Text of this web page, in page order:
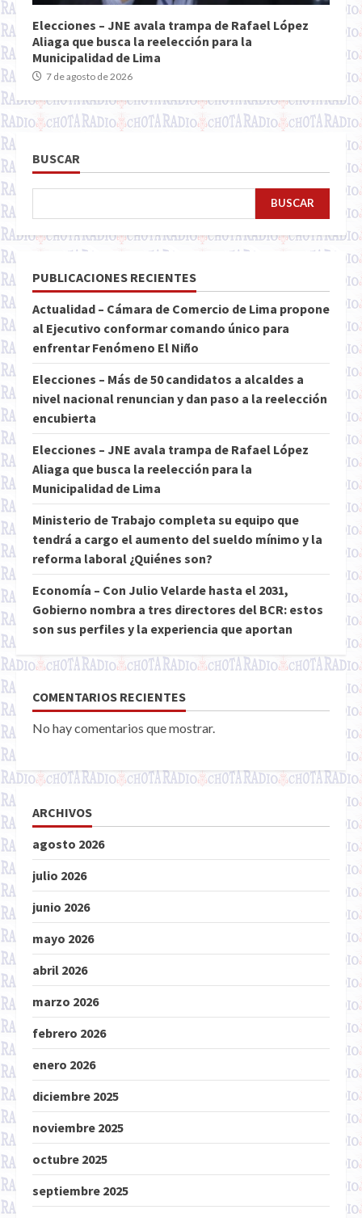
Elecciones – JNE avala trampa de Rafael López
Aliaga que busca la reelección para la
Municipalidad de Lima
7 de agosto de 2026
BUSCAR
BUSCAR
PUBLICACIONES RECIENTES
Actualidad – Cámara de Comercio de Lima propone
al Ejecutivo conformar comando único para
enfrentar Fenómeno El Niño
Elecciones – Más de 50 candidatos a alcaldes a
nivel nacional renuncian y dan paso a la reelección
encubierta
Elecciones – JNE avala trampa de Rafael López
Aliaga que busca la reelección para la
Municipalidad de Lima
Ministerio de Trabajo completa su equipo que
tendrá a cargo el aumento del sueldo mínimo y la
reforma laboral ¿Quiénes son?
Economía – Con Julio Velarde hasta el 2031,
Gobierno nombra a tres directores del BCR: estos
son sus perfiles y la experiencia que aportan
COMENTARIOS RECIENTES
No hay comentarios que mostrar.
ARCHIVOS
agosto 2026
julio 2026
junio 2026
mayo 2026
abril 2026
marzo 2026
febrero 2026
enero 2026
diciembre 2025
noviembre 2025
octubre 2025
septiembre 2025